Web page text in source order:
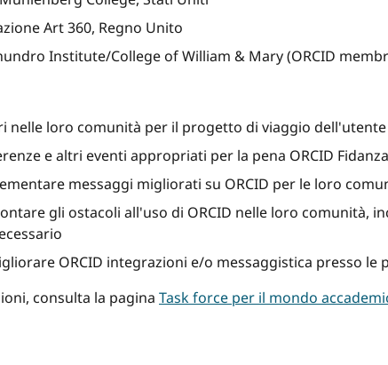
Art 360, Regno Unito
Institute/College of William & Mary (ORCID
nelle loro comunità per il progetto di viaggio dell'utente
e altri eventi appropriati per la pena ORCID
messaggi migliorati su ORCID per le loro
gli ostacoli all'uso di ORCID nelle loro comunità,
ORCID integrazioni e/o messaggistica presso le
consulta la pagina Task force per il mondo